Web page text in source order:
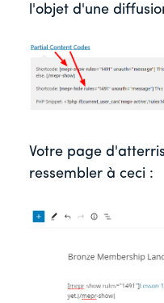
l'objet d'une
Votre page
ressembler à ceci :